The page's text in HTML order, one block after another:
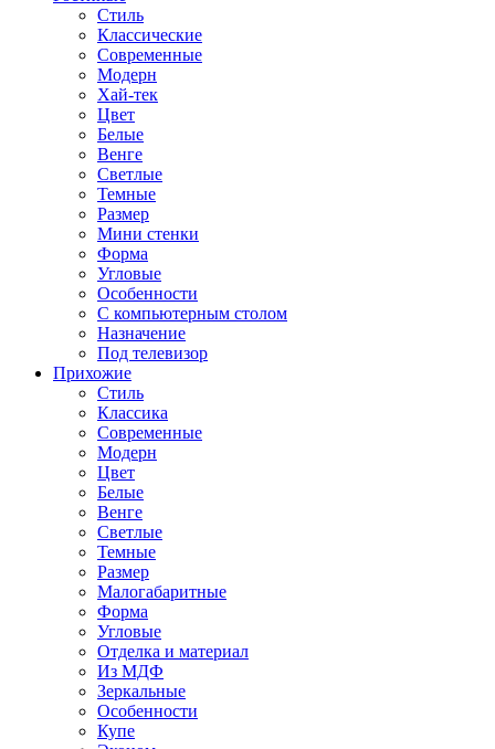
Стиль
Классические
Современные
Модерн
Хай-тек
Цвет
Белые
Венге
Светлые
Темные
Размер
Мини стенки
Форма
Угловые
Особенности
С компьютерным столом
Назначение
Под телевизор
Прихожие
Стиль
Классика
Современные
Модерн
Цвет
Белые
Венге
Светлые
Темные
Размер
Малогабаритные
Форма
Угловые
Отделка и материал
Из МДФ
Зеркальные
Особенности
Купе